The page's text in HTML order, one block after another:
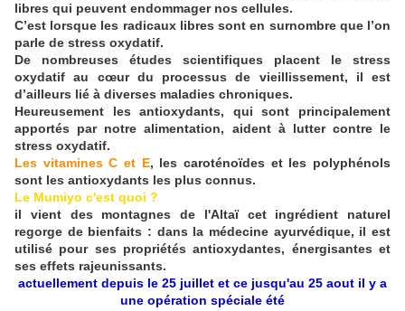
libres qui peuvent endommager nos cellules.
C’est lorsque les radicaux libres sont en surnombre que l’on
parle de stress oxydatif.
De nombreuses études scientifiques placent le stress
oxydatif au cœur du processus de vieillissement, il est
d’ailleurs lié à diverses maladies chroniques.
Heureusement les antioxydants, qui sont principalement
apportés par notre alimentation, aident à lutter contre le
stress oxydatif.
Les vitamines C et E, les caroténoïdes et les polyphénols
sont les antioxydants les plus connus.
Le Mumiyo c'est quoi ?
il vient des montagnes de l'Altaï cet ingrédient naturel
regorge de bienfaits : dans la médecine ayurvédique, il est
utilisé pour ses propriétés antioxydantes, énergisantes et
ses effets rajeunissants.
actuellement depuis le 25 juillet et ce jusqu'au 25 aout il y a
une opération spéciale été